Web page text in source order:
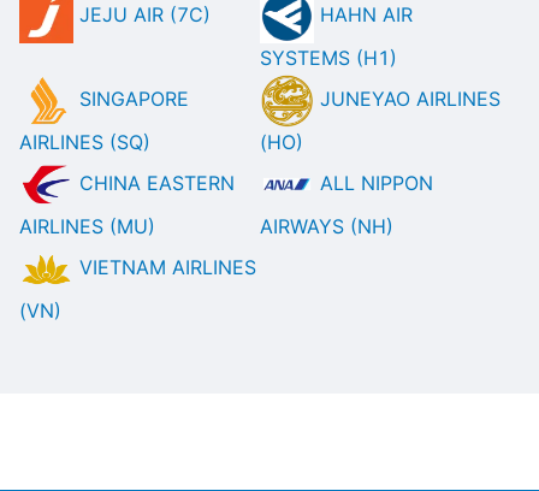
JEJU AIR (7C)
HAHN AIR
SYSTEMS (H1)
SINGAPORE
AIRLINES (SQ)
JUNEYAO AIRLINES
(HO)
CHINA EASTERN
AIRLINES (MU)
ALL NIPPON
AIRWAYS (NH)
VIETNAM AIRLINES
(VN)